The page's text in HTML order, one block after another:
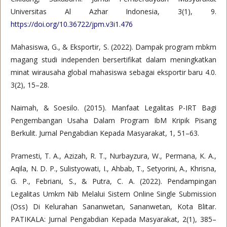
Universitas Al Azhar Indonesia, 3(1), 9.
https://doi.org/10.36722/jpm.v3i1.476
Mahasiswa, G., & Eksportir, S. (2022). Dampak program mbkm
magang studi independen bersertifikat dalam meningkatkan
minat wirausaha global mahasiswa sebagai eksportir baru 4.0.
3(2), 15–28.
Naimah, & Soesilo. (2015). Manfaat Legalitas P-IRT Bagi
Pengembangan Usaha Dalam Program IbM Kripik Pisang
Berkulit. Jurnal Pengabdian Kepada Masyarakat, 1, 51–63.
Pramesti, T. A., Azizah, R. T., Nurbayzura, W., Permana, K. A.,
Aqila, N. D. P., Sulistyowati, I., Ahbab, T., Setyorini, A., Khrisna,
G. P., Febriani, S., & Putra, C. A. (2022). Pendampingan
Legalitas Umkm Nib Melalui Sistem Online Single Submission
(Oss) Di Kelurahan Sananwetan, Sananwetan, Kota Blitar.
PATIKALA: Jurnal Pengabdian Kepada Masyarakat, 2(1), 385–